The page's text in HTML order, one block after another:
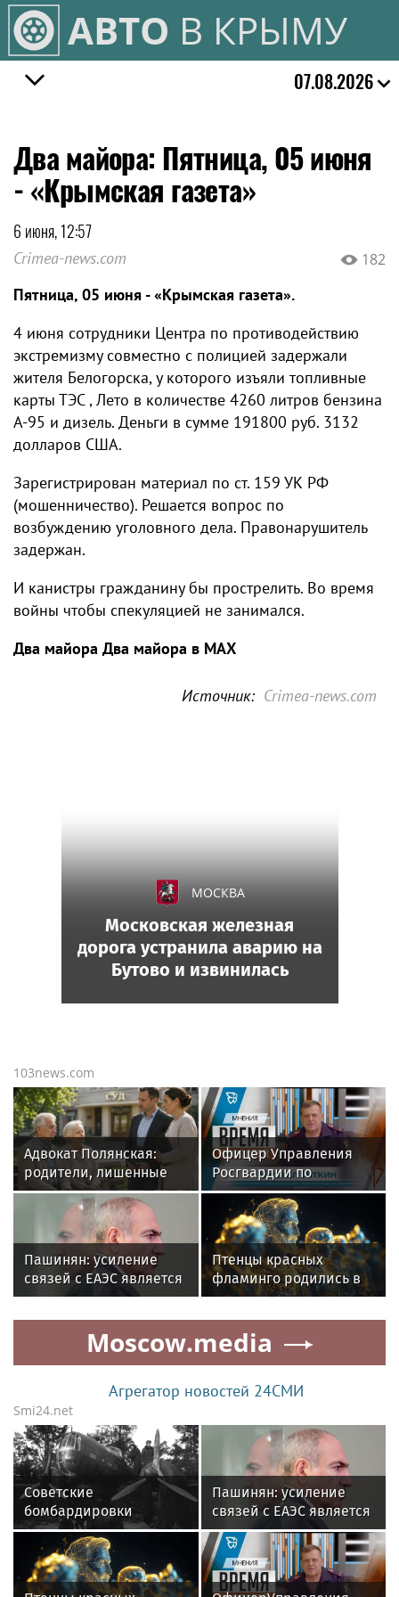
АВТО В КРЫМУ
07.08.2026
Два майора: Пятница, 05 июня
- «Крымская газета»
6 июня, 12:57
Crimea-news.com 182
Пятница, 05 июня - «Крымская газета».
4 июня сотрудники Центра по противодействию
экстремизму совместно с полицией задержали
жителя Белогорска, у которого изъяли топливные
карты ТЭС , Лето в количестве 4260 литров бензина
А-95 и дизель. Деньги в сумме 191800 руб. 3132
долларов США.
Зарегистрирован материал по ст. 159 УК РФ
(мошенничество). Решается вопрос по
возбуждению уголовного дела. Правонарушитель
задержан.
И канистры гражданину бы прострелить. Во время
войны чтобы спекуляцией не занимался.
Два майора Два майора в МАХ
Источник: Crimea-news.com
103news.com
Адвокат Полянская:
родители, лишенные
прав, не могут
требовать алименты
с детей
Офицер Управления
Росгвардии по
Свердловской области
стал гостем передачи в
эфире телекомпании
«Телекон»
Пашинян: усиление
связей с ЕАЭС является
внешнеполитическим
приоритетом Армении
Птенцы красных
фламинго родились в
Московском зоопарке в
июле
Moscow.media
Агрегатор новостей 24СМИ
Smi24.net
Советские
бомбардировки
Берлина начались 85
лет назад
Пашинян: усиление
связей с ЕАЭС является
внешнеполитическим
приоритетом Армении
МОСКВА
Московская железная
дорога устранила аварию на
Бутово и извинилась